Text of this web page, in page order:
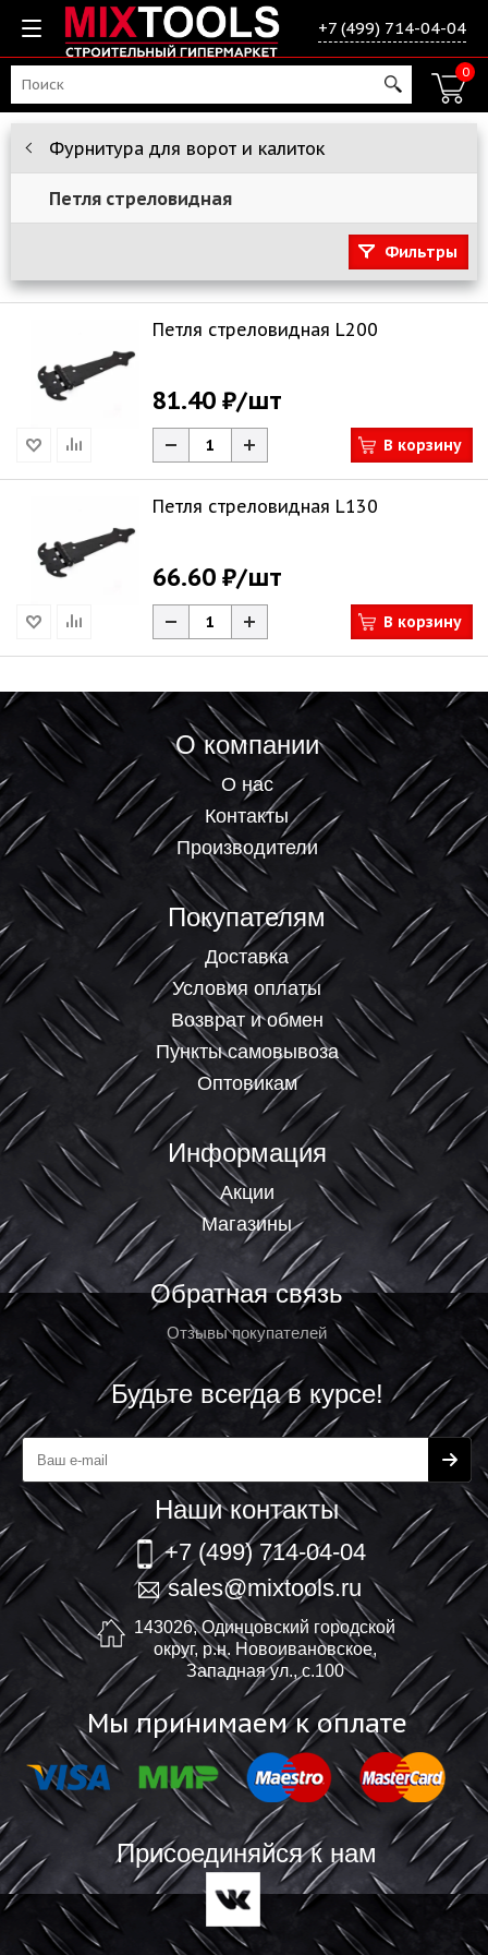
+7 (499) 714-04-04
0
Фурнитура для ворот и калиток
Петля стреловидная
Фильтры
Петля стреловидная L200
81.40 ₽/шт
В корзину
Петля стреловидная L130
66.60 ₽/шт
В корзину
О компании
О нас
Контакты
Производители
Покупателям
Доставка
Условия оплаты
Возврат и обмен
Пункты самовывоза
Оптовикам
Информация
Акции
Магазины
Обратная связь
Отзывы покупателей
Будьте всегда в курсе!
Наши контакты
+7 (499) 714-04-04
sales@mixtools.ru
143026, Одинцовский городской
округ, р.н. Новоивановское,
Западная ул., с.100
Мы принимаем к оплате
Присоединяйся к нам